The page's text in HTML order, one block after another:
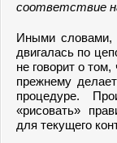
соответствие
Иными словами,
двигалась по
не говорит о
прежнему
процедуре.
«рисовать»
для текущего